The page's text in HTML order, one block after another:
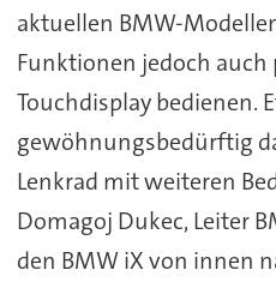
aktuellen BMW-
Funktionen jedoch auch
Touchdisplay bedienen.
gewöhnungsbedürftig
Lenkrad mit weiteren
Domagoj Dukec, Leiter
den BMW iX von innen